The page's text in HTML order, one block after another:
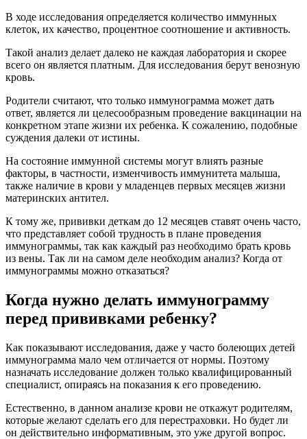
В ходе исследования определяется количество иммунных
клеток, их качество, процентное соотношение и активность.
Такой анализ делает далеко не каждая лаборатория и скорее
всего он является платным. Для исследования берут венозную
кровь.
Родители считают, что только иммунограмма может дать
ответ, является ли целесообразным проведение вакцинации на
конкретном этапе жизни их ребенка. К сожалению, подобные
суждения далеки от истины.
На состояние иммунной системы могут влиять разные
факторы, в частности, изменчивость иммунитета малыша,
также наличие в крови у младенцев первых месяцев жизни
материнских антител.
К тому же, прививки деткам до 12 месяцев ставят очень часто,
что представляет собой трудность в плане проведения
иммунограммы, так как каждый раз необходимо брать кровь
из вены. Так ли на самом деле необходим анализ? Когда от
иммунограммы можно отказаться?
Когда нужно делать иммунограмму
перед прививками ребенку?
Как показывают исследования, даже у часто болеющих детей
иммунограмма мало чем отличается от нормы. Поэтому
назначать исследование должен только квалифицированный
специалист, опираясь на показания к его проведению.
Естественно, в данном анализе крови не откажут родителям,
которые желают сделать его для перестраховки. Но будет ли
он действительно информативным, это уже другой вопрос.